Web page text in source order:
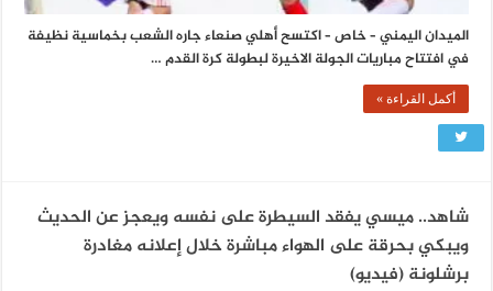
الميدان اليمني – خاص – اكتسح أهلي صنعاء جاره الشعب بخماسية نظيفة
في افتتاح مباريات الجولة الاخيرة لبطولة كرة القدم …
أكمل القراءة »
شاهد.. ميسي يفقد السيطرة على نفسه ويعجز عن الحديث
ويبكي بحرقة على الهواء مباشرة خلال إعلانه مغادرة
برشلونة (فيديو)